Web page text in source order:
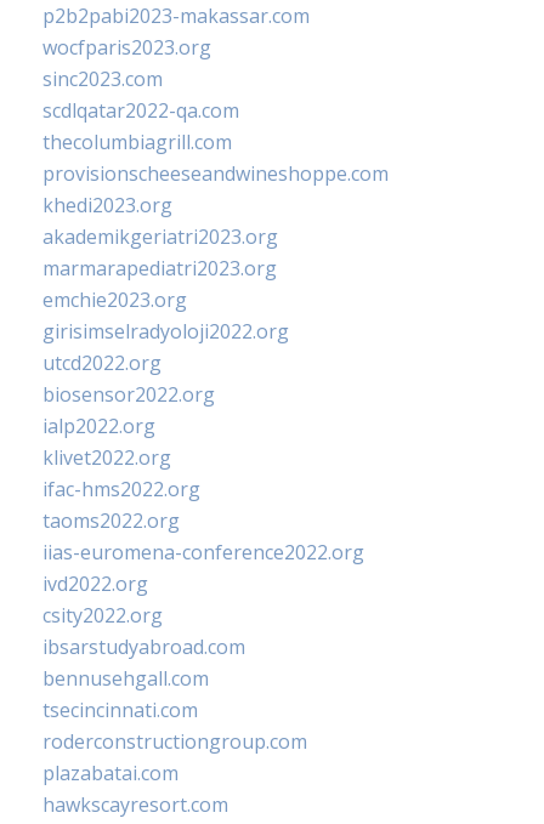
p2b2pabi2023-makassar.com
wocfparis2023.org
sinc2023.com
scdlqatar2022-qa.com
thecolumbiagrill.com
provisionscheeseandwineshoppe.com
khedi2023.org
akademikgeriatri2023.org
marmarapediatri2023.org
emchie2023.org
girisimselradyoloji2022.org
utcd2022.org
biosensor2022.org
ialp2022.org
klivet2022.org
ifac-hms2022.org
taoms2022.org
iias-euromena-conference2022.org
ivd2022.org
csity2022.org
ibsarstudyabroad.com
bennusehgall.com
tsecincinnati.com
roderconstructiongroup.com
plazabatai.com
hawkscayresort.com